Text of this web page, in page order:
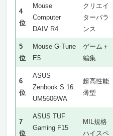
4
位
Mouse
Computer
DAIV R4
クリエイ
ターバラ
ンス
5
位
Mouse G-Tune
E5
ゲーム＋
編集
6
位
ASUS
Zenbook S 16
UM5606WA
超高性能
薄型
7
位
ASUS TUF
Gaming F15
MIL規格
ハイスペ